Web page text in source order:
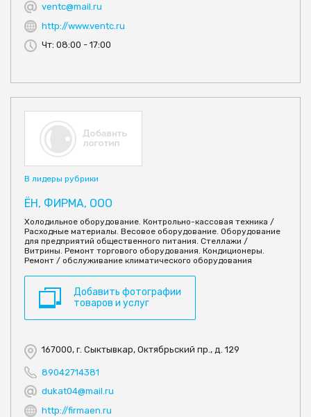
ventc@mail.ru
http://www.ventc.ru
Чт: 08:00 - 17:00
В лидеры рубрики
ЁН, ФИРМА, ООО
Холодильное оборудование. Контрольно-кассовая техника /
Расходные материалы. Весовое оборудование. Оборудование
для предприятий общественного питания. Стеллажи /
Витрины. Ремонт торгового оборудования. Кондиционеры.
Ремонт / обслуживание климатического оборудования
Добавить фотографии
товаров и услуг
167000, г. Сыктывкар, Октябрьский пр., д. 129
89042714381
dukat04@mail.ru
http://firmaen.ru